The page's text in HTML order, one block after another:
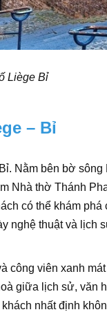
Liège Bỉ
– Bỉ
Nằm bên bờ sông
Nhà thờ Thánh
có thể khám
nghệ thuật và lịch
công viên xanh
giữa lịch sử, văn
nhất định